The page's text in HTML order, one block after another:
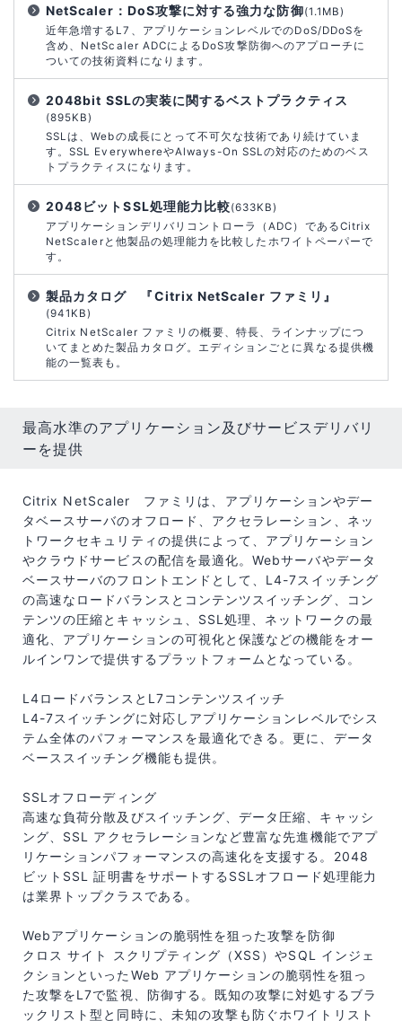
NetScaler：DoS攻撃に対する強力な防御(1.1MB)
近年急増するL7、アプリケーションレベルでのDoS/DDoSを
含め、NetScaler ADCによるDoS攻撃防御へのアプローチに
ついての技術資料になります。
2048bit SSLの実装に関するベストプラクティス
(895KB)
SSLは、Webの成長にとって不可欠な技術であり続けていま
す。SSL EverywhereやAlways-On SSLの対応のためのベス
トプラクティスになります。
2048ビットSSL処理能力比較(633KB)
アプリケーションデリバリコントローラ（ADC）であるCitrix
NetScalerと他製品の処理能力を比較したホワイトペーパーで
す。
製品カタログ 『Citrix NetScaler ファミリ』
(941KB)
Citrix NetScaler ファミリの概要、特長、ラインナップにつ
いてまとめた製品カタログ。エディションごとに異なる提供機
能の一覧表も。
最高水準のアプリケーション及びサービスデリバリ
ーを提供
Citrix NetScaler ファミリは、アプリケーションやデー
タベースサーバのオフロード、アクセラレーション、ネッ
トワークセキュリティの提供によって、アプリケーション
やクラウドサービスの配信を最適化。Webサーバやデータ
ベースサーバのフロントエンドとして、L4-7スイッチング
の高速なロードバランスとコンテンツスイッチング、コン
テンツの圧縮とキャッシュ、SSL処理、ネットワークの最
適化、アプリケーションの可視化と保護などの機能をオー
ルインワンで提供するプラットフォームとなっている。
L4ロードバランスとL7コンテンツスイッチ
L4-7スイッチングに対応しアプリケーションレベルでシス
テム全体のパフォーマンスを最適化できる。更に、データ
ベーススイッチング機能も提供。
SSLオフローディング
高速な負荷分散及びスイッチング、データ圧縮、キャッシ
ング、SSL アクセラレーションなど豊富な先進機能でアプ
リケーションパフォーマンスの高速化を支援する。2048
ビットSSL 証明書をサポートするSSLオフロード処理能力
は業界トップクラスである。
Webアプリケーションの脆弱性を狙った攻撃を防御
クロス サイト スクリプティング（XSS）やSQL インジェ
クションといったWeb アプリケーションの脆弱性を狙っ
た攻撃をL7で監視、防御する。既知の攻撃に対処するブラ
ックリスト型と同時に、未知の攻撃も防ぐホワイトリスト